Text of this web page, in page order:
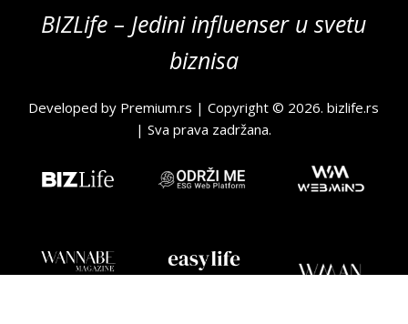
BIZLife – Jedini influenser u svetu
biznisa
Developed by Premium.rs | Copyright © 2026.bizlife.rs
| Sva prava zadržana.